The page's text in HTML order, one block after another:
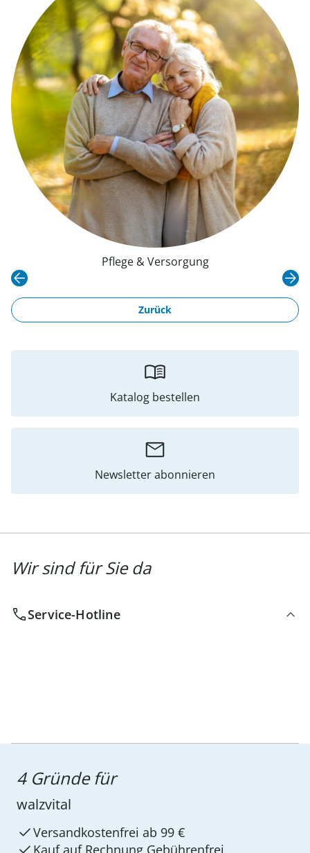
Pflege & Versorgung
Zurück
Katalog bestellen
Newsletter abonnieren
Wir sind für Sie da
Service-Hotline
4 Gründe für
walzvital
Versandkostenfrei ab 99 €
Kauf auf Rechnung Gebührenfrei